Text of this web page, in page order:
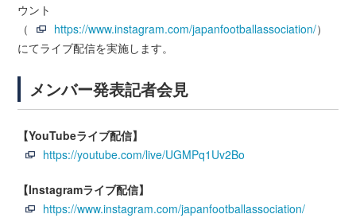
ウント
（
https://www.instagram.com/japanfootballassociation/）
にてライブ配信を実施します。
メンバー発表記者会見
【YouTubeライブ配信】
https://youtube.com/live/UGMPq1Uv2Bo
【Instagramライブ配信】
https://www.instagram.com/japanfootballassociation/